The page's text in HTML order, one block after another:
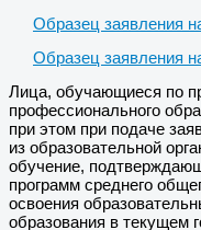
Образец заявления
Образец заявления
Лица, обучающиеся по
профессионального
при этом при подаче
из образовательной
обучение,
программ среднего
освоения
образования в текущем